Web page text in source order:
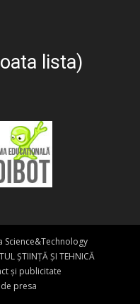
lista)
Science&Technology
ȘTIINȚĂ ȘI TEHNICĂ
și publicitate
presa